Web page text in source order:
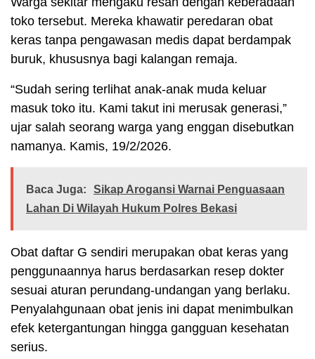
toko tersebut. Mereka khawatir peredaran obat
keras tanpa pengawasan medis dapat berdampak
buruk, khususnya bagi kalangan remaja.
“Sudah sering terlihat anak-anak muda keluar
masuk toko itu. Kami takut ini merusak generasi,”
ujar salah seorang warga yang enggan disebutkan
namanya. Kamis, 19/2/2026.
Baca Juga:
Sikap Arogansi Warnai Penguasaan
Lahan Di Wilayah Hukum Polres Bekasi
Obat daftar G sendiri merupakan obat keras yang
penggunaannya harus berdasarkan resep dokter
sesuai aturan perundang-undangan yang berlaku.
Penyalahgunaan obat jenis ini dapat menimbulkan
efek ketergantungan hingga gangguan kesehatan
serius.